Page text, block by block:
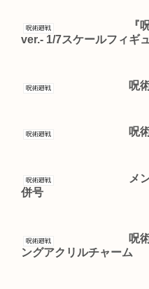
呪術廻戦
『
ver.- 1/7スケールフィギ
呪術廻戦 呪
呪術廻戦 呪
呪術廻戦
メ
併号
呪術廻戦
呪
ングアクリルチャーム